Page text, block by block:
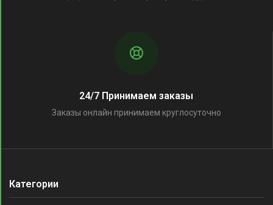
24/7 Принимаем заказы
Заказы онлайн принимаем круглосуточно
Категории